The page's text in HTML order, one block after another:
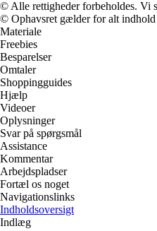
© Alle rettigheder forbeholdes. Vi
© Ophavsret gælder for alt indhold
Materiale
Freebies
Besparelser
Omtaler
Shoppingguides
Hjælp
Videoer
Oplysninger
Svar på spørgsmål
Assistance
Kommentar
Arbejdspladser
Fortæl os noget
Navigationslinks
Indholdsoversigt
Indlæg